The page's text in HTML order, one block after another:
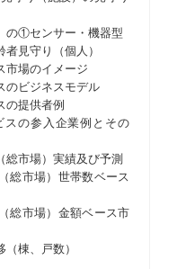
の①センサー・機器型
見守り（個人）
場のイメージ
ビジネスモデル
の提供者例
の参入企業例とその
市場）実績及び予測
総市場）世帯数ベース
総市場）金額ベース市
棟、戸数）